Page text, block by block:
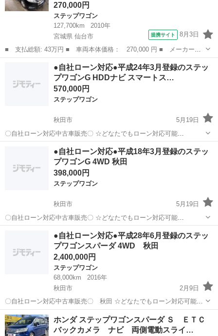
270,000円
ステップワゴン
127,700km
2010年
宮城県 仙台市
提携サイト 8月3日
■ 支払総額: 43万円 ■ 車両本体価格： 270,000 円 ■ メーカー
名： ホンダ ■ 車種名： ステップワゴンスパーダ ■ グレード
名： Ｚ 《４ＷＤ》《車検２年》《ナビＴＶフルセグフリップダウ
ンモニターバックカ...
ステップワゴン
●自社ローン対応●平成24年3月登録のステッ
プワゴンG HDDナビ スマートス…
570,000円
ステップワゴン
秋田市
5月19日
〇自社ローン対応中古車販売〇 ☆どなたでもローン対応可能
☆ １、勤続年数の短い方や自営業の方 ２、パートを
される主婦の方や派遣社員の方 ３、自己破産等をされた方やローンが
組めない方 ４、他社様で...
ステップワゴン 車両
●自社ローン対応●平成18年3月登録のステッ
プワゴンG 4WD 秋田
398,000円
ステップワゴン
秋田市
5月19日
〇自社ローン対応中古車販売〇 ☆どなたでもローン対応可能
☆ １、勤続年数の短い方や自営業の方 ２、パートを
される主婦の方や派遣社員の方 ３、自己破産等をされた方やローンが
組めない方 ４、他社様で...
ステップワゴン 車両
●自社ローン対応●平成28年6月登録のステッ
プワゴンスパーダ 4WD 秋田
2,400,000円
ステップワゴン
68,000km
2016年
秋田市
2月9日
〇自社ローン対応中古車販売〇 秋田 ☆どなたでもローン対応可能
☆ １、勤続年数の短い方や自営業の方 ２、パートを
される主婦の方や派遣社員の方 ３、自己破産等をされた方やローンが
組めない方 ４、他...
秋田 秋田市 ステップワゴン 車両
ホンダ ステップワゴンスパーダ Ｓ ＥＴＣ
バックカメラ ナビ 両側電動スライ…